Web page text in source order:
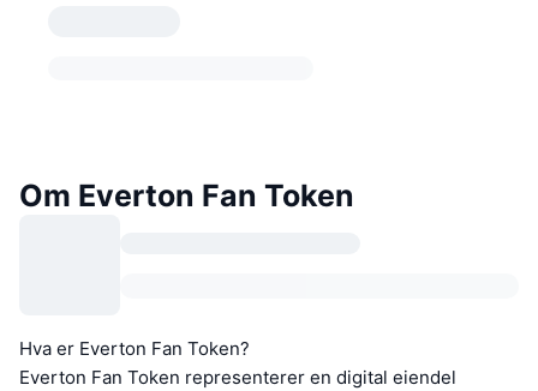
Om Everton Fan Token
Hva er Everton Fan Token?
Everton Fan Token representerer en digital eiendel